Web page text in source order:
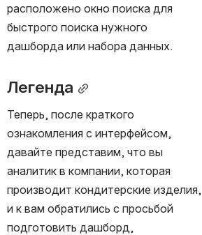
расположено окно поиска для
быстрого поиска нужного
дашборда или набора данных.
Легенда
Теперь, после краткого
ознакомления с интерфейсом,
давайте представим, что вы
аналитик в компании, которая
производит кондитерские изделия,
и к вам обратились с просьбой
подготовить дашборд,